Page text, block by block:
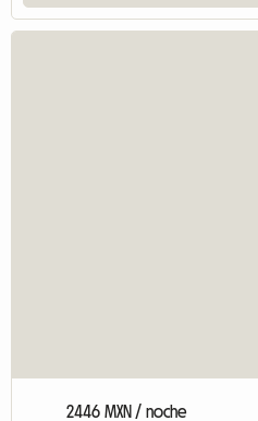
2446 MXN / noche